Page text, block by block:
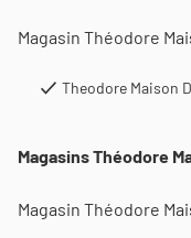
Magasin Théodore
Theodore Maison
Magasins Théodore
Magasin Théodore